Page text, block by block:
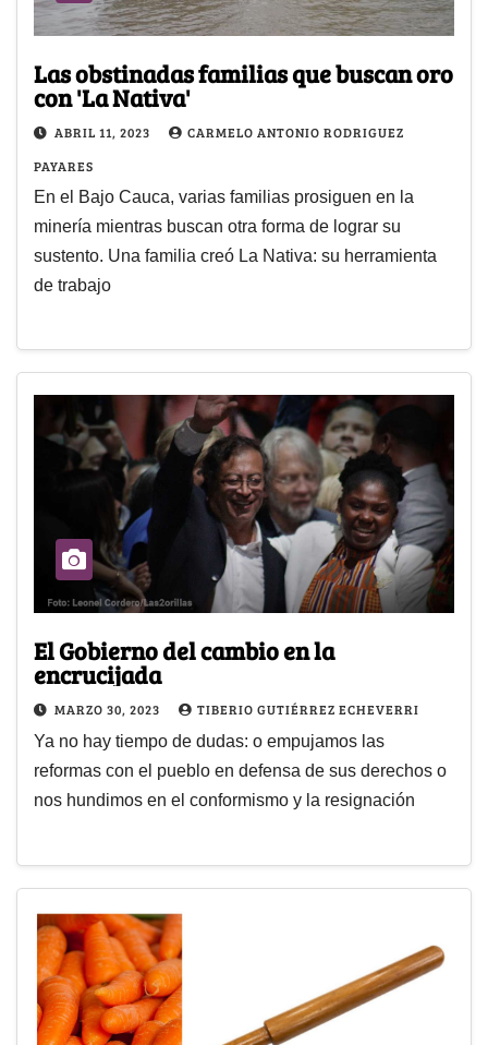
Las obstinadas familias que buscan oro
con 'La Nativa'
ABRIL 11, 2023
CARMELO ANTONIO RODRIGUEZ
PAYARES
En el Bajo Cauca, varias familias prosiguen en la
minería mientras buscan otra forma de lograr su
sustento. Una familia creó La Nativa: su herramienta
de trabajo
El Gobierno del cambio en la
encrucijada
MARZO 30, 2023 TIBERIO GUTIÉRREZ ECHEVERRI
Ya no hay tiempo de dudas: o empujamos las
reformas con el pueblo en defensa de sus derechos o
nos hundimos en el conformismo y la resignación